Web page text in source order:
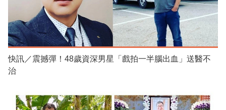
快訊／震撼彈！48歲資深男星「戲拍一半腦出血」送醫不
治